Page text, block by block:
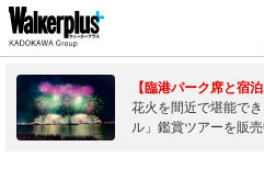
【臨港パーク席と宿
花火を間近で堪能で
ル」鑑賞ツアーを販